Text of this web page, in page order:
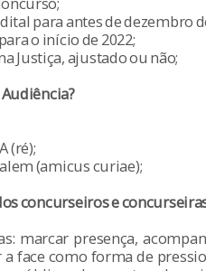
para antes de dezembro
o início de 2022;
Justiça, ajustado ou não;
(ré);
(amicus curiae);
concurseiros e
marcar presença,
face como forma de